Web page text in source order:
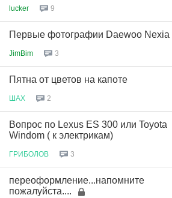
lucker 9
Первые фотографии Daewoo Nexia
JimBim 3
Пятна от цветов на капоте
ШАХ 2
Вопрос по Lexus ES 300 или Toyota
Windom ( к электрикам)
ГРИБОЛОВ 3
переоформление...напомните
пожалуйста....